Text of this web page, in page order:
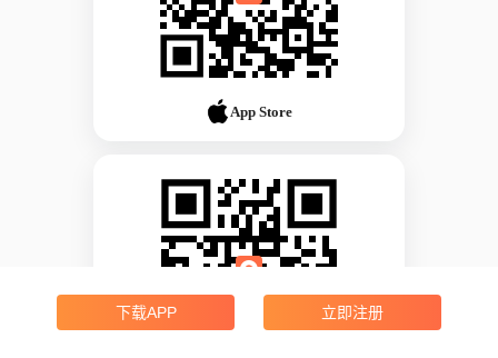
App Store
下载APP 立即注册